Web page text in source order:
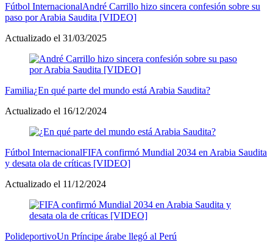
Fútbol InternacionalAndré Carrillo hizo sincera confesión sobre su
paso por Arabia Saudita [VIDEO]
Actualizado el 31/03/2025
Familia¿En qué parte del mundo está Arabia Saudita?
Actualizado el 16/12/2024
Fútbol InternacionalFIFA confirmó Mundial 2034 en Arabia Saudita
y desata ola de críticas [VIDEO]
Actualizado el 11/12/2024
PolideportivoUn Príncipe árabe llegó al Perú